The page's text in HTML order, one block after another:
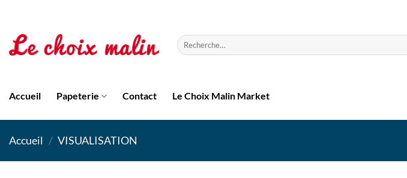
contenu
Recherche
pour :
Accueil Papeterie Contact Le Choix Malin Market
Accueil / VISUALISATION